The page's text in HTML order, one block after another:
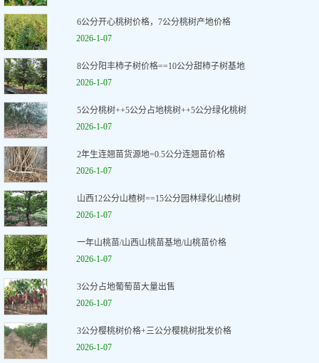
6公分开心桃树价格，7公分桃树产地价格
2026-1-07
8公分阳丰柿子树价格==10公分甜柿子树基地
2026-1-07
5公分桃树++5公分占地桃树++5公分绿化桃树
2026-1-07
2年生连翘苗货源地=0.5公分连翘苗价格
2026-1-07
山西12公分山楂树==15公分园林绿化山楂树
2026-1-07
一年山桃苗/山西山桃苗基地/山桃苗价格
2026-1-07
3公分占地葡萄苗大量出售
2026-1-07
3公分樱桃树价格+三公分樱桃树批发价格
2026-1-07